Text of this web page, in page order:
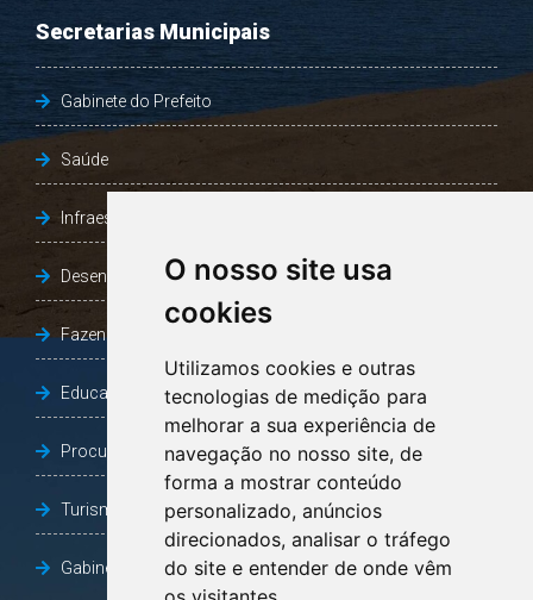
O nosso site usa
cookies
Utilizamos cookies e outras
tecnologias de medição para
melhorar a sua experiência de
navegação no nosso site, de
forma a mostrar conteúdo
personalizado, anúncios
direcionados, analisar o tráfego
do site e entender de onde vêm
Secretarias Municipais
Gabinete do Prefeito
Saúde
Infraestrutura, Agricultura e Meio Ambiente
Desenvolvimento Social
Fazenda e Desenvolvimento Econômico
Educação
Procuradoria Geral do Município
Turismo, Desporto e Cultura
Gabinete Vice-Prefeito